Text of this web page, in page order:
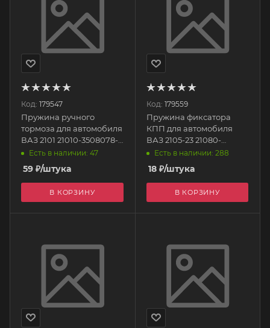
Код: 179547
Пружина ручного
тормоза для автомобиля
ВАЗ 2101 21010-3508078-
008 БелЗАН
Есть в наличии: 47
59 ₽/штука
В КОРЗИНУ
Код: 179559
Пружина фиксатора
КПП для автомобиля
ВАЗ 2105-23 21080-
1702087-008 БелЗАН
Есть в наличии: 288
18₽/штука
В КОРЗИНУ